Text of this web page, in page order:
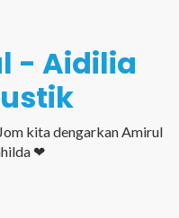
- Aidilia
kita dengarkan Amirul
❤